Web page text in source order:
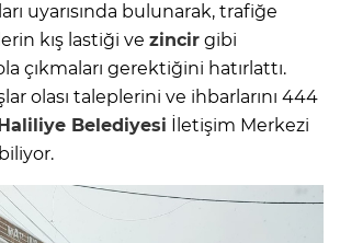
uyarısında bulunarak, trafiğe
kış lastiği ve zincir gibi
çıkmaları gerektiğini hatırlattı.
olası taleplerini ve ihbarlarını 444
Haliliye Belediyesi İletişim Merkezi